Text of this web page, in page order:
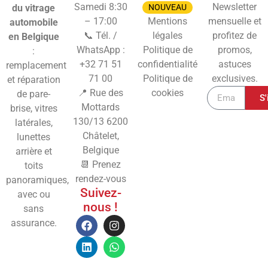
du vitrage
automobile
en Belgique
:
remplacement
et réparation
de pare-
brise, vitres
latérales,
lunettes
arrière et
toits
panoramiques,
avec ou
sans
assurance.
Samedi 8:30
– 17:00
📞 Tél. /
WhatsApp :
+32 71 51
71 00
📍 Rue des
Mottards
130/13 6200
Châtelet,
Belgique
📆 Prenez
rendez-vous
Suivez-
nous !
NOUVEAU
Mentions
légales
Politique de
confidentialité
Politique de
cookies
Newsletter
mensuelle et
profitez de
promos,
astuces
exclusives.